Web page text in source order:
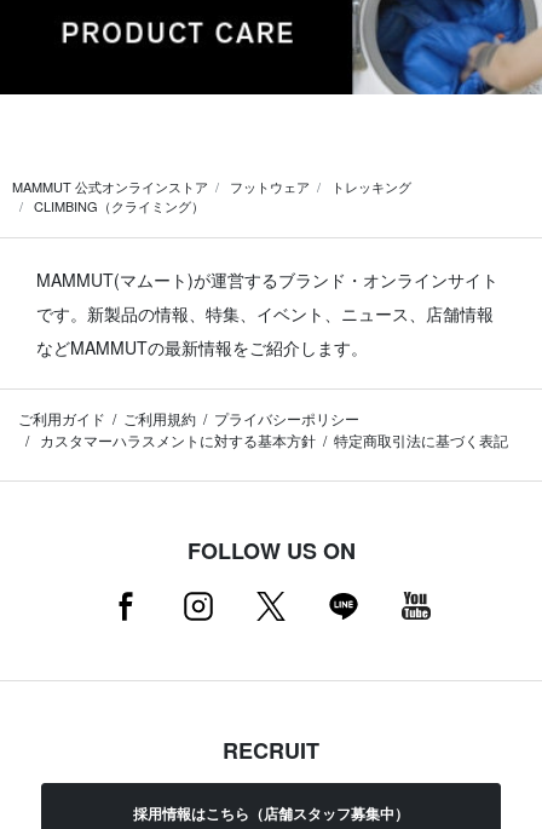
MAMMUT 公式オンラインストア フットウェア
トレッキング
CLIMBING（クライミング）
MAMMUT(マムート)が運営するブランド・オンラインサイト
です。 新製品の情報、特集、イベント、ニュース、店舗情報
などMAMMUTの最新情報をご紹介します。
ご利用ガイド ご利用規約
プライバシーポリシー
カスタマーハラスメントに対する基本方針
特定商取引法に基づく表記
FOLLOW US ON
RECRUIT
採用情報はこちら（店舗スタッフ募集中）